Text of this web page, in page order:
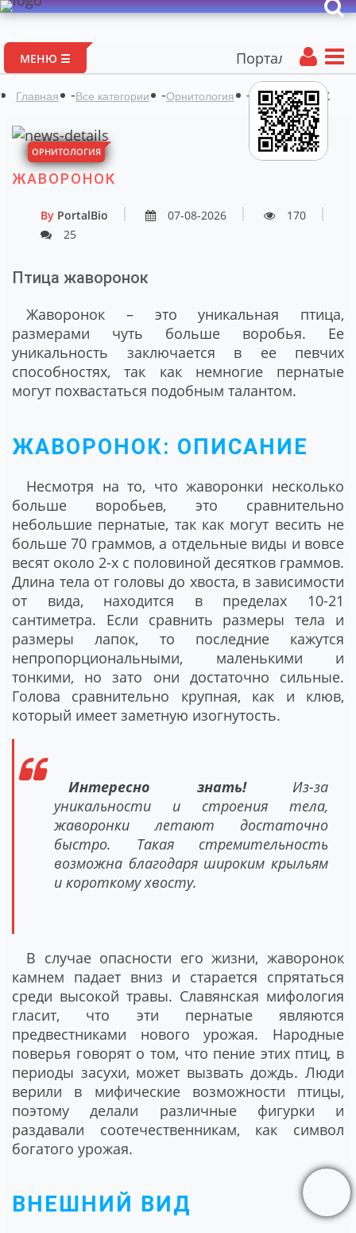
МЕНЮ ☰ Портал авторских
Главная -Все категории -Орнитология -Жаворонок
ОРНИТОЛОГИЯ
ЖАВОРОНОК
By PortalBio 07-08-2026
170
25
Птица жаворонок
Жаворонок – это уникальная птица,
размерами чуть больше воробья. Ее
уникальность заключается в ее певчих
способностях, так как немногие пернатые
могут похвастаться подобным талантом.
ЖАВОРОНОК: ОПИСАНИЕ
Несмотря на то, что жаворонки несколько
больше воробьев, это сравнительно
небольшие пернатые, так как могут весить не
больше 70 граммов, а отдельные виды и вовсе
весят около 2-х с половиной десятков граммов.
Длина тела от головы до хвоста, в зависимости
от вида, находится в пределах 10-21
сантиметра. Если сравнить размеры тела и
размеры лапок, то последние кажутся
непропорциональными, маленькими и
тонкими, но зато они достаточно сильные.
Голова сравнительно крупная, как и клюв,
который имеет заметную изогнутость.
Интересно знать!Из-за
уникальности и строения тела,
жаворонки летают достаточно
быстро. Такая стремительность
возможна благодаря широким крыльям
и короткому хвосту.
В случае опасности его жизни, жаворонок
камнем падает вниз и старается спрятаться
среди высокой травы. Славянская мифология
гласит, что эти пернатые являются
предвестниками нового урожая. Народные
поверья говорят о том, что пение этих птиц, в
периоды засухи, может вызвать дождь. Люди
верили в мифические возможности птицы,
поэтому делали различные фигурки и
раздавали соотечественникам, как символ
богатого урожая.
ВНЕШНИЙ ВИД